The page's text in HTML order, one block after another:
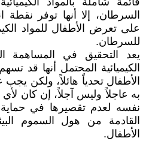
السرطان، إلا أنها توفر نقطة
على تعرض الأطفال للمواد
للسرطان.
يعد التحقيق في المساهمة
الكيميائية المحتمل أنها قد
الأطفال تحدياً هائلاً، ولكن
به عاجلاً وليس آجلاً، إن كان لأي
نفسه لعدم تقصيرها في حماية
القادمة من هول السموم
الأطفال.